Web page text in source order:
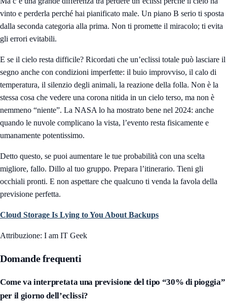
vinto e perderla perché hai pianificato male. Un piano B serio ti sposta
dalla seconda categoria alla prima. Non ti promette il miracolo; ti evita
gli errori evitabili.
E se il cielo resta difficile? Ricordati che un’eclissi totale può lasciare il
segno anche con condizioni imperfette: il buio improvviso, il calo di
temperatura, il silenzio degli animali, la reazione della folla. Non è la
stessa cosa che vedere una corona nitida in un cielo terso, ma non è
nemmeno “niente”. La NASA lo ha mostrato bene nel 2024: anche
quando le nuvole complicano la vista, l’evento resta fisicamente e
umanamente potentissimo.
Detto questo, se puoi aumentare le tue probabilità con una scelta
migliore, fallo. Dillo al tuo gruppo. Prepara l’itinerario. Tieni gli
occhiali pronti. E non aspettare che qualcuno ti venda la favola della
previsione perfetta.
Cloud Storage Is Lying to You About Backups
Attribuzione: I am IT Geek
Domande frequenti
Come va interpretata una previsione del tipo “30% di pioggia”
per il giorno dell’eclissi?